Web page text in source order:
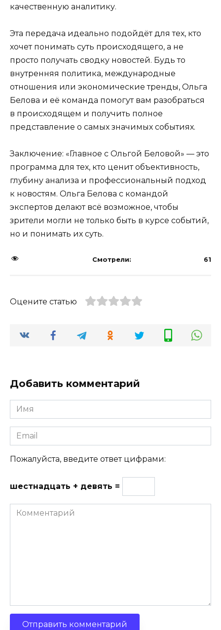
качественную аналитику.
Эта передача идеально подойдёт для тех, кто
хочет понимать суть происходящего, а не
просто получать сводку новостей. Будь то
внутренняя политика, международные
отношения или экономические тренды, Ольга
Белова и её команда помогут вам разобраться
в происходящем и получить полное
представление о самых значимых событиях.
Заключение: «Главное с Ольгой Беловой» — это
программа для тех, кто ценит объективность,
глубину анализа и профессиональный подход
к новостям. Ольга Белова с командой
экспертов делают всё возможное, чтобы
зрители могли не только быть в курсе событий,
но и понимать их суть.
Смотрели: 61
Оцените статью
Добавить комментарий
Имя
Email
Пожалуйста, введите ответ цифрами:
шестнадцать + девять =
Комментарий